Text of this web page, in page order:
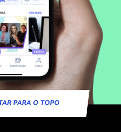
PARA O TOPO